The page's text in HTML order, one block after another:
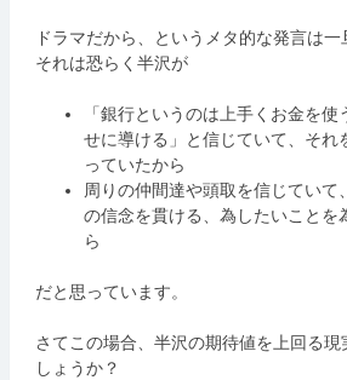
ドラマだから、というメタ的な発言は一
それは恐らく半沢が
「銀行というのは上手くお金を
せに導ける」と信じていて、それ
っていたから
周りの仲間達や頭取を信じていて
の信念を貫ける、為したいことを
ら
だと思っています。
さてこの場合、半沢の期待値を上回る
しょうか？